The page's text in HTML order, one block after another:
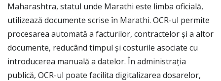
Maharashtra, statul unde Marathi este limba oficială,
utilizează documente scrise în Marathi. OCR-ul permite
procesarea automată a facturilor, contractelor și a altor
documente, reducând timpul și costurile asociate cu
introducerea manuală a datelor. În administrația
publică, OCR-ul poate facilita digitalizarea dosarelor,